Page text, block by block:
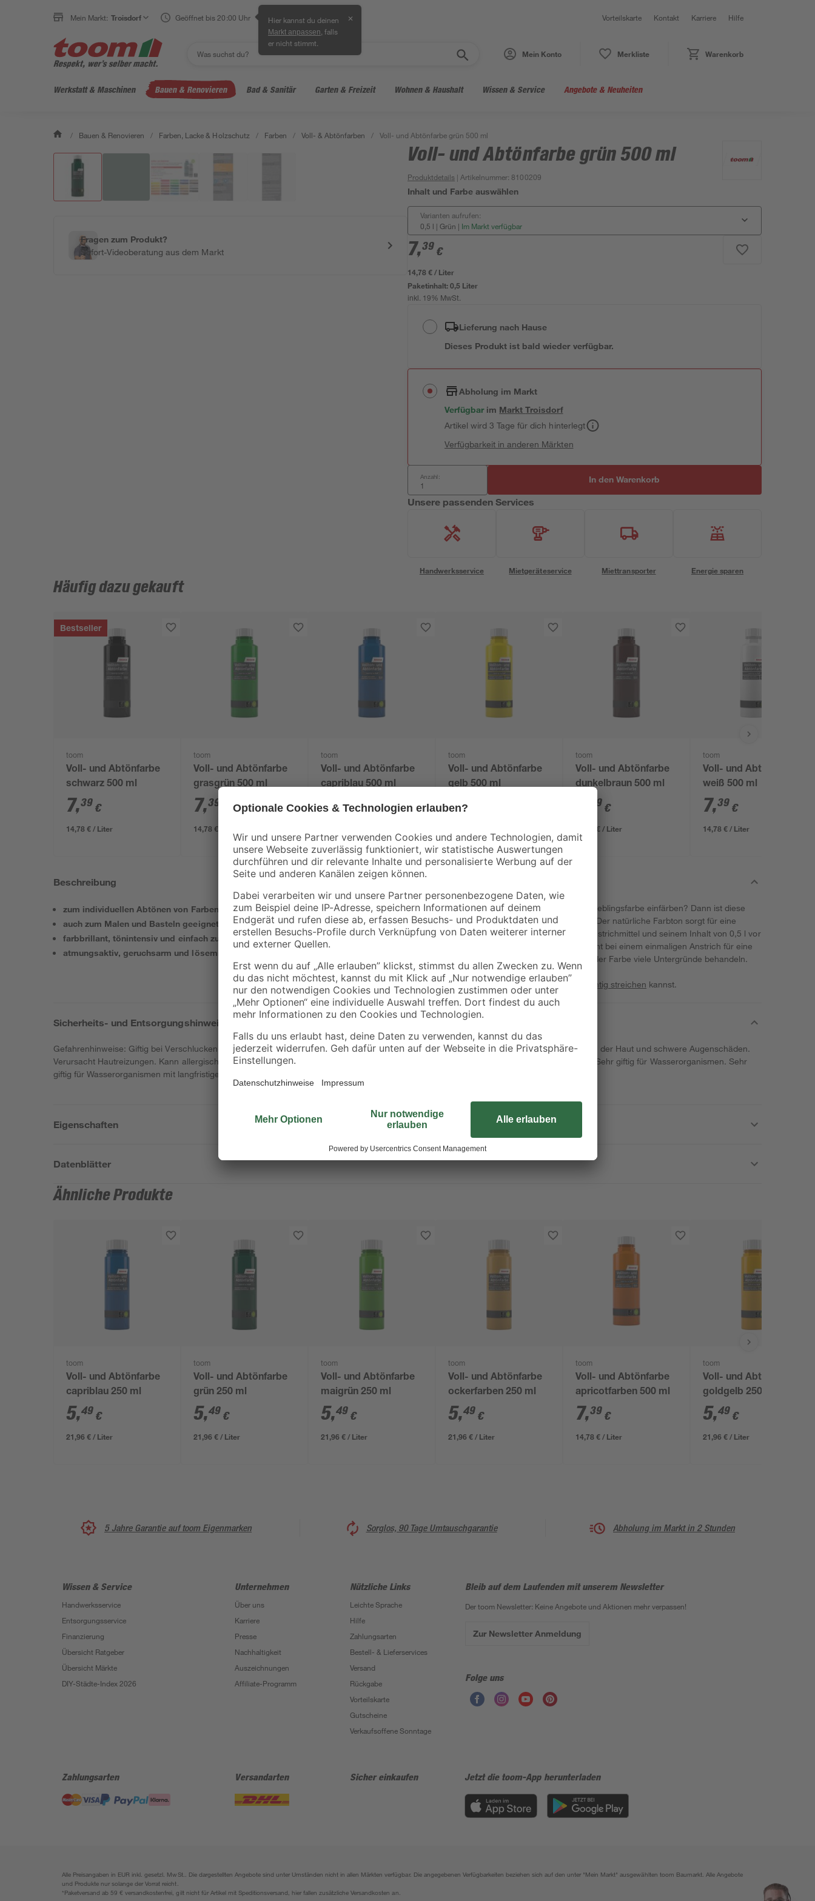
Mein Markt: Troisdorf Geöffnet bis 20:00 Uhr Hier kannst du deinen
Markt anpassen , falls
er nicht stimmt.
✕ Vorteilskarte Kontakt Karriere Hilfe
Mein Konto Merkliste Warenkorb
Werkstatt & Maschinen Bauen & Renovieren Bad & Sanitär Garten & Freizeit Wohnen & Haushalt Wissen & Service Angebote & Neuheiten
/ Bauen & Renovieren / Farben, Lacke & Holzschutz / Farben / Voll- & Abtönfarben / Voll- und Abtönfarbe grün 500 ml
Fragen zum Produkt?
Sofort-Videoberatung aus dem Markt
Voll- und Abtönfarbe grün 500 ml
Produktdetails | Artikelnummer: 8100209
Inhalt und Farbe auswählen
Varianten aufrufen:
0,5 l | Grün | Im Markt verfügbar
7,39 €
14,78 € / Liter
Paketinhalt:0,5 Liter
inkl. 19% MwSt.
Lieferung nach Hause
Dieses Produkt ist bald wieder verfügbar.
Abholung im Markt
Verfügbar im MarktTroisdorf
Artikel wird 3 Tage für dich hinterlegt
Verfügbarkeit in anderen Märkten
Anzahl: In den Warenkorb
Unsere passenden Services
Handwerksservice Mietgeräteservice Miettransporter Energie sparen
Häufig dazu gekauft
Bestseller
toom
Voll- und Abtönfarbe
schwarz 500 ml
7,39 €
14,78 € / Liter
toom
Voll- und Abtönfarbe
grasgrün 500 ml
7,39
14,78 € / Liter
toom
Voll- und Abtönfarbe
capriblau 500 ml
7,39€
toom
Voll- und Abtönfarbe
gelb 500 ml
7,39
toom
Voll- und Abtönfarbe
dunkelbraun 500 ml
39 €
14,78 € / Liter
toom
Voll- und Abtönfarbe
weiß 500 ml
7,39 €
14,78 € / Liter
Beschreibung
zum individuellen Abtönen von Farben und Putzen
auch zum Malen und Basteln geeignet
farbbrillant, tönintensiv und einfach zu mischen
atmungsaktiv, geruchsarm und lösemittelfrei
Du möchtest einen weißen Anstrich mit deiner Lieblingsfarbe einfärben? Dann ist diese
Abtönfarbe von Toom einen näheren Blick wert. Der natürliche Farbton sorgt für eine
beruhigende Atmosphäre. Du kannst mit dem Anstrichmittel und seinem Inhalt von 0,5 l vor
allem kleinere Wände streichen. Die Menge reicht bei einem einmaligen Anstrich für eine
Fläche von 3 m². Darüber hinaus kannst du mit der Farbe viele Untergründe behandeln.
Dieses Anstrichmittel bringt Farbe in dein Leben!
Erfahre in unserem Ratgeber, wie duWände richtig streichen kannst.
Sicherheits- und Entsorgungshinweise
Gefahrenhinweise: Giftig bei Verschlucken. Gesundheitsschädlich bei Verschlucken. Giftig bei Hautkontakt. Verursacht schwere Verätzungen der Haut und schwere Augenschäden.
Verursacht Hautreizungen. Kann allergische Hautreaktionen verursachen. Verursacht schwere Augenschäden. Lebensgefahr bei Einatmen. Sehr giftig für Wasserorganismen. Sehr
giftig für Wasserorganismen mit langfristiger Wirkung. Wirkt ätzend auf die Atemwege
Eigenschaften
Datenblätter
Ähnliche Produkte
toom
Voll- und Abtönfarbe
capriblau 250 ml
5,49 €
21,96 € / Liter
toom
Voll- und Abtönfarbe
grün 250 ml
5,49 €
21,96 € / Liter
toom
Voll- und Abtönfarbe
maigrün 250 ml
5,49 €
21,96 € / Liter
toom
Voll- und Abtönfarbe
ockerfarben 250 ml
5,49 €
21,96 € / Liter
toom
Voll- und Abtönfarbe
apricotfarben 500 ml
7,39 €
14,78 € / Liter
toom
Voll- und Abtönfarbe
goldgelb 250 ml
5,49 €
21,96 € / Liter
5 Jahre Garantie auf toom Eigenmarken Sorglos, 90 Tage Umtauschgarantie Abholung im Markt in 2 Stunden
Wissen & Service
Handwerksservice
Entsorgungsservice
Finanzierung
Übersicht Ratgeber
Übersicht Märkte
DIY-Städte-Index 2026
Unternehmen
Über uns
Karriere
Presse
Nachhaltigkeit
Auszeichnungen
Affiliate-Programm
Nützliche Links
Leichte Sprache
Hilfe
Zahlungsarten
Bestell- & Lieferservices
Versand
Rückgabe
Vorteilskarte
Gutscheine
Verkaufsoffene Sonntage
Bleib auf dem Laufenden mit unserem Newsletter
Der toom Newsletter: Keine Angebote und Aktionen mehr verpassen!
Zur Newsletter Anmeldung
Folge uns
Zahlungsarten Versandarten Sicher einkaufen Jetzt die toom-App herunterladen
Alle Preisangaben in EUR inkl. gesetzl. MwSt.. Die dargestellten Angebote sind unter Umständen nicht in allen Märkten verfügbar. Die angegebenen Verfügbarkeiten beziehen sich auf den unter "Mein Markt" ausgewählten toom Baumarkt. Alle Angebote
und Produkte nur solange der Vorrat reicht.
*Paketversand ab 59 € versandkostenfrei, gilt nicht für Artikel mit Speditionsversand, hier fallen zusätzliche Versandkosten an.